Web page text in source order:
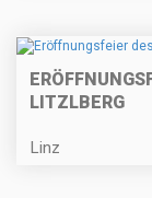
LITZLBERG
Linz